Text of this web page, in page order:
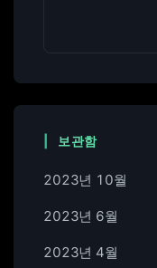
보관함
2023년 10월
2023년 6월
2023년 4월